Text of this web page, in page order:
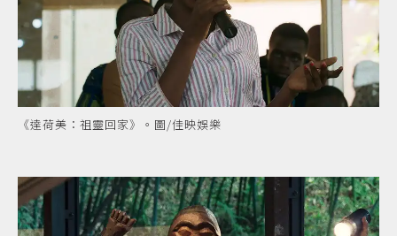
《達荷美：祖靈回家》。圖/佳映娛樂